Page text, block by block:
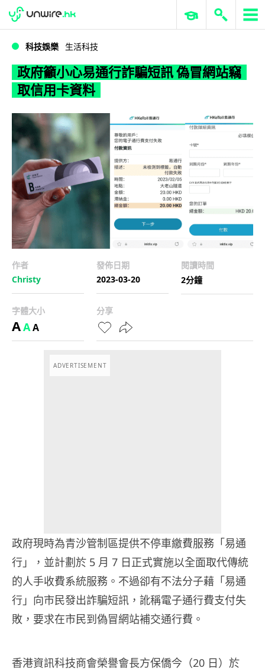
WWDC 2026 ERP 與商業 AI
科技娛樂 生活科技
政府籲小心易通行詐騙短訊 偽冒網站竊
取信用卡資料
作者
Christy
發佈日期
2023-03-20
閱讀時間
2分鐘
字體大小
AAA
分享
ADVERTISEMENT
政府現時為青沙管制區提供不停車繳費服務「易通
行」，並計劃於 5 月 7 日正式實施以全面取代傳統
的人手收費系統服務。不過卻有不法分子藉「易通
行」向市民發出詐騙短訊，訛稱​​電子通行費支付失
敗，要求在市民到偽冒網站補交通行費。
香港資訊科技商會榮譽會長方保僑今（20 日）於